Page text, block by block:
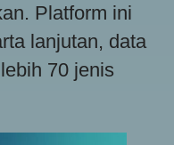
Platform ini
lanjutan, data
70 jenis